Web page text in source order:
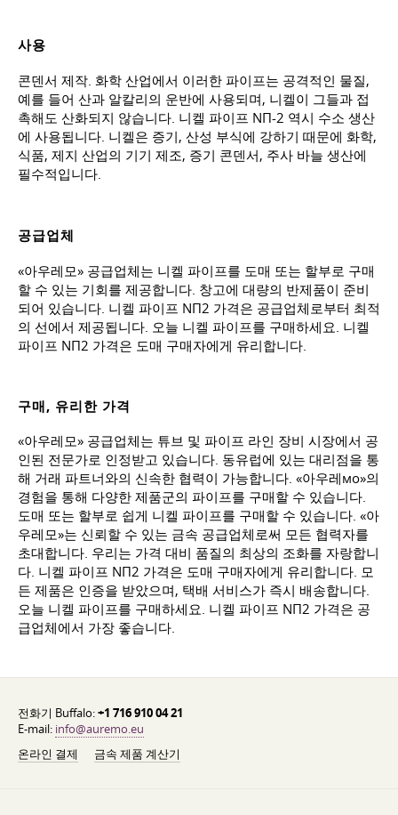
사용
콘덴서 제작. 화학 산업에서 이러한 파이프는 공격적인 물질,
예를 들어 산과 알칼리의 운반에 사용되며, 니켈이 그들과 접
촉해도 산화되지 않습니다. 니켈 파이프 NП-2 역시 수소 생산
에 사용됩니다. 니켈은 증기, 산성 부식에 강하기 때문에 화학,
식품, 제지 산업의 기기 제조, 증기 콘덴서, 주사 바늘 생산에
필수적입니다.
공급업체
«아우레모» 공급업체는 니켈 파이프를 도매 또는 할부로 구매
할 수 있는 기회를 제공합니다. 창고에 대량의 반제품이 준비
되어 있습니다. 니켈 파이프 NП2 가격은 공급업체로부터 최적
의 선에서 제공됩니다. 오늘 니켈 파이프를 구매하세요. 니켈
파이프 NП2 가격은 도매 구매자에게 유리합니다.
구매, 유리한 가격
«아우레모» 공급업체는 튜브 및 파이프 라인 장비 시장에서 공
인된 전문가로 인정받고 있습니다. 동유럽에 있는 대리점을 통
해 거래 파트너와의 신속한 협력이 가능합니다. «아우레мо»의
경험을 통해 다양한 제품군의 파이프를 구매할 수 있습니다.
도매 또는 할부로 쉽게 니켈 파이프를 구매할 수 있습니다. «아
우레모»는 신뢰할 수 있는 금속 공급업체로써 모든 협력자를
초대합니다. 우리는 가격 대비 품질의 최상의 조화를 자랑합니
다. 니켈 파이프 NП2 가격은 도매 구매자에게 유리합니다. 모
든 제품은 인증을 받았으며, 택배 서비스가 즉시 배송합니다.
오늘 니켈 파이프를 구매하세요. 니켈 파이프 NП2 가격은 공
급업체에서 가장 좋습니다.
전화기 Buffalo:+1 716 910 04 21
E-mail: info@auremo.eu
온라인 결제
금속 제품 계산기